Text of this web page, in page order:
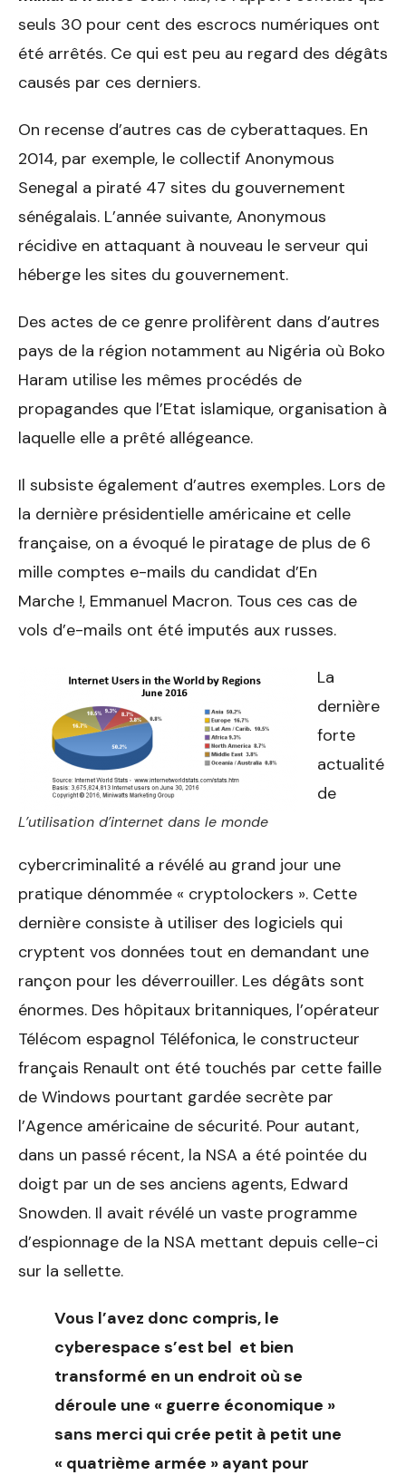
seuls 30 pour cent des escrocs numériques ont
été arrêtés. Ce qui est peu au regard des dégâts
causés par ces derniers.
On recense d’autres cas de cyberattaques. En
2014, par exemple, le collectif Anonymous
Senegal a piraté 47 sites du gouvernement
sénégalais. L’année suivante, Anonymous
récidive en attaquant à nouveau le serveur qui
héberge les sites du gouvernement.
Des actes de ce genre prolifèrent dans d’autres
pays de la région notamment au Nigéria où Boko
Haram utilise les mêmes procédés de
propagandes que l’Etat islamique, organisation à
laquelle elle a prêté allégeance.
Il subsiste également d’autres exemples. Lors de
la dernière présidentielle américaine et celle
française, on a évoqué le piratage de plus de 6
mille comptes e-mails du candidat d’En
Marche !, Emmanuel Macron. Tous ces cas de
vols d’e-mails ont été imputés aux russes.
L’utilisation d’internet dans le monde
La
dernière
forte
actualité
de
cybercriminalité a révélé au grand jour une
pratique dénommée « cryptolockers ». Cette
dernière consiste à utiliser des logiciels qui
cryptent vos données tout en demandant une
rançon pour les déverrouiller. Les dégâts sont
énormes. Des hôpitaux britanniques, l’opérateur
Télécom espagnol Téléfonica, le constructeur
français Renault ont été touchés par cette faille
de Windows pourtant gardée secrète par
l’Agence américaine de sécurité. Pour autant,
dans un passé récent, la NSA a été pointée du
doigt par un de ses anciens agents, Edward
Snowden. Il avait révélé un vaste programme
d’espionnage de la NSA mettant depuis celle-ci
sur la sellette.
Vous l’avez donc compris, le
cyberespace s’est bel et bien
transformé en un endroit où se
déroule une « guerre économique »
sans merci qui crée petit à petit une
« quatrième armée » ayant pour